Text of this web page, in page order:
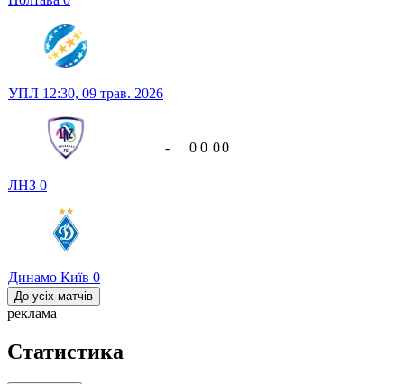
УПЛ 12:30, 09 трав. 2026
ЛНЗ 0
Динамо Київ 0
- 0 0 00
До усіх матчів
реклама
Статистика